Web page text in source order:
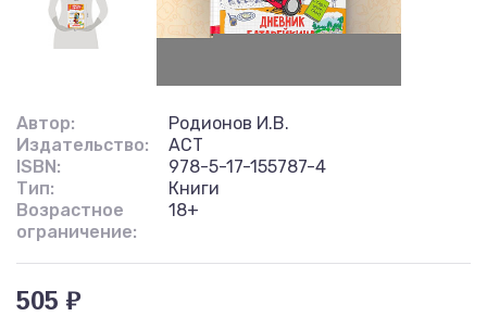
Автор:
Родионов И.В.
Издательство:
АСТ
ISBN:
978-5-17-155787-4
Тип:
Книги
Возрастное
ограничение:
18+
505 ₽